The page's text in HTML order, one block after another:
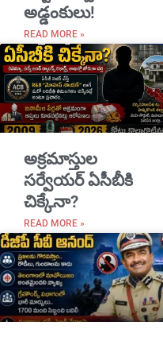
అడ్డంకులు!
READ MORE »
అక్రమాస్తుల
సర్వేయర్ ఏసీబీకి
చిక్కేనా?
READ MORE »